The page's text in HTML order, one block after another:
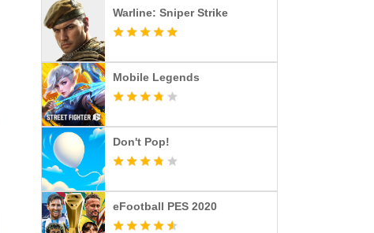
Warline: Sniper Strike
Mobile Legends
Don't Pop!
eFootball PES 2020